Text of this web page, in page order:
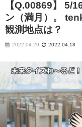
【Q.00869】 5/
ン（満月）。
観測地点は？
2022.04.29 2022.04.18